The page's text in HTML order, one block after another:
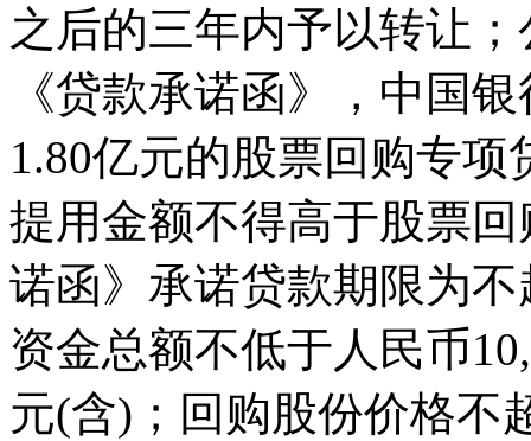
之后的三年内予以转让
《贷款承诺函》，中国
1.80亿元的股票回购专
提用金额不得高于股票
诺函》承诺贷款期限为
资金总额不低于人民币
元(含)；回购股份价格不